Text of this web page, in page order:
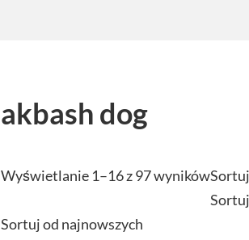
akbash dog
Wyświetlanie 1–16 z 97 wyników
Sortuj od najnowszych